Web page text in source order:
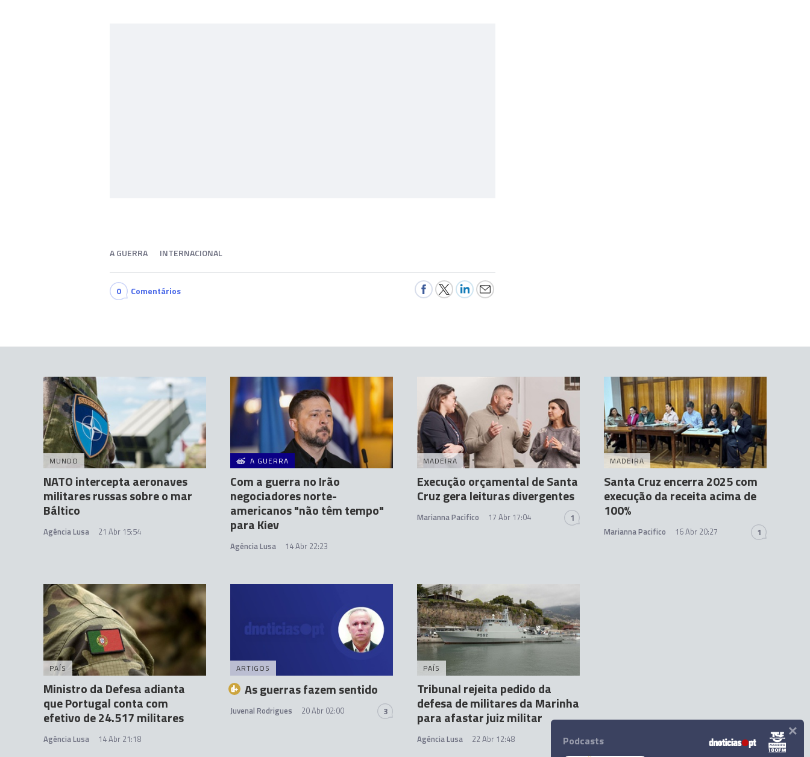
A GUERRA INTERNACIONAL
0 Comentários
MUNDO
NATO intercepta aeronaves
militares russas sobre o mar
Báltico
Agência Lusa 21 Abr 15:54
A GUERRA
Com a guerra no Irão
negociadores norte-
americanos "não têm tempo"
para Kiev
Agência Lusa 14 Abr 22:23
MADEIRA
Execução orçamental de Santa
Cruz gera leituras divergentes
Marianna Pacifico 17 Abr 17:04 1
MADEIRA
Santa Cruz encerra 2025 com
execução da receita acima de
100%
Marianna Pacifico 16 Abr 20:27 1
PAÍS
Ministro da Defesa adianta
que Portugal conta com
efetivo de 24.517 militares
Agência Lusa 14 Abr 21:18
ARTIGOS
As guerras fazem sentido
Juvenal Rodrigues 20 Abr 02:00 3
PAÍS
Tribunal rejeita pedido da
defesa de militares da Marinha
para afastar juiz militar
Agência Lusa 22 Abr 12:48 Podcasts ×